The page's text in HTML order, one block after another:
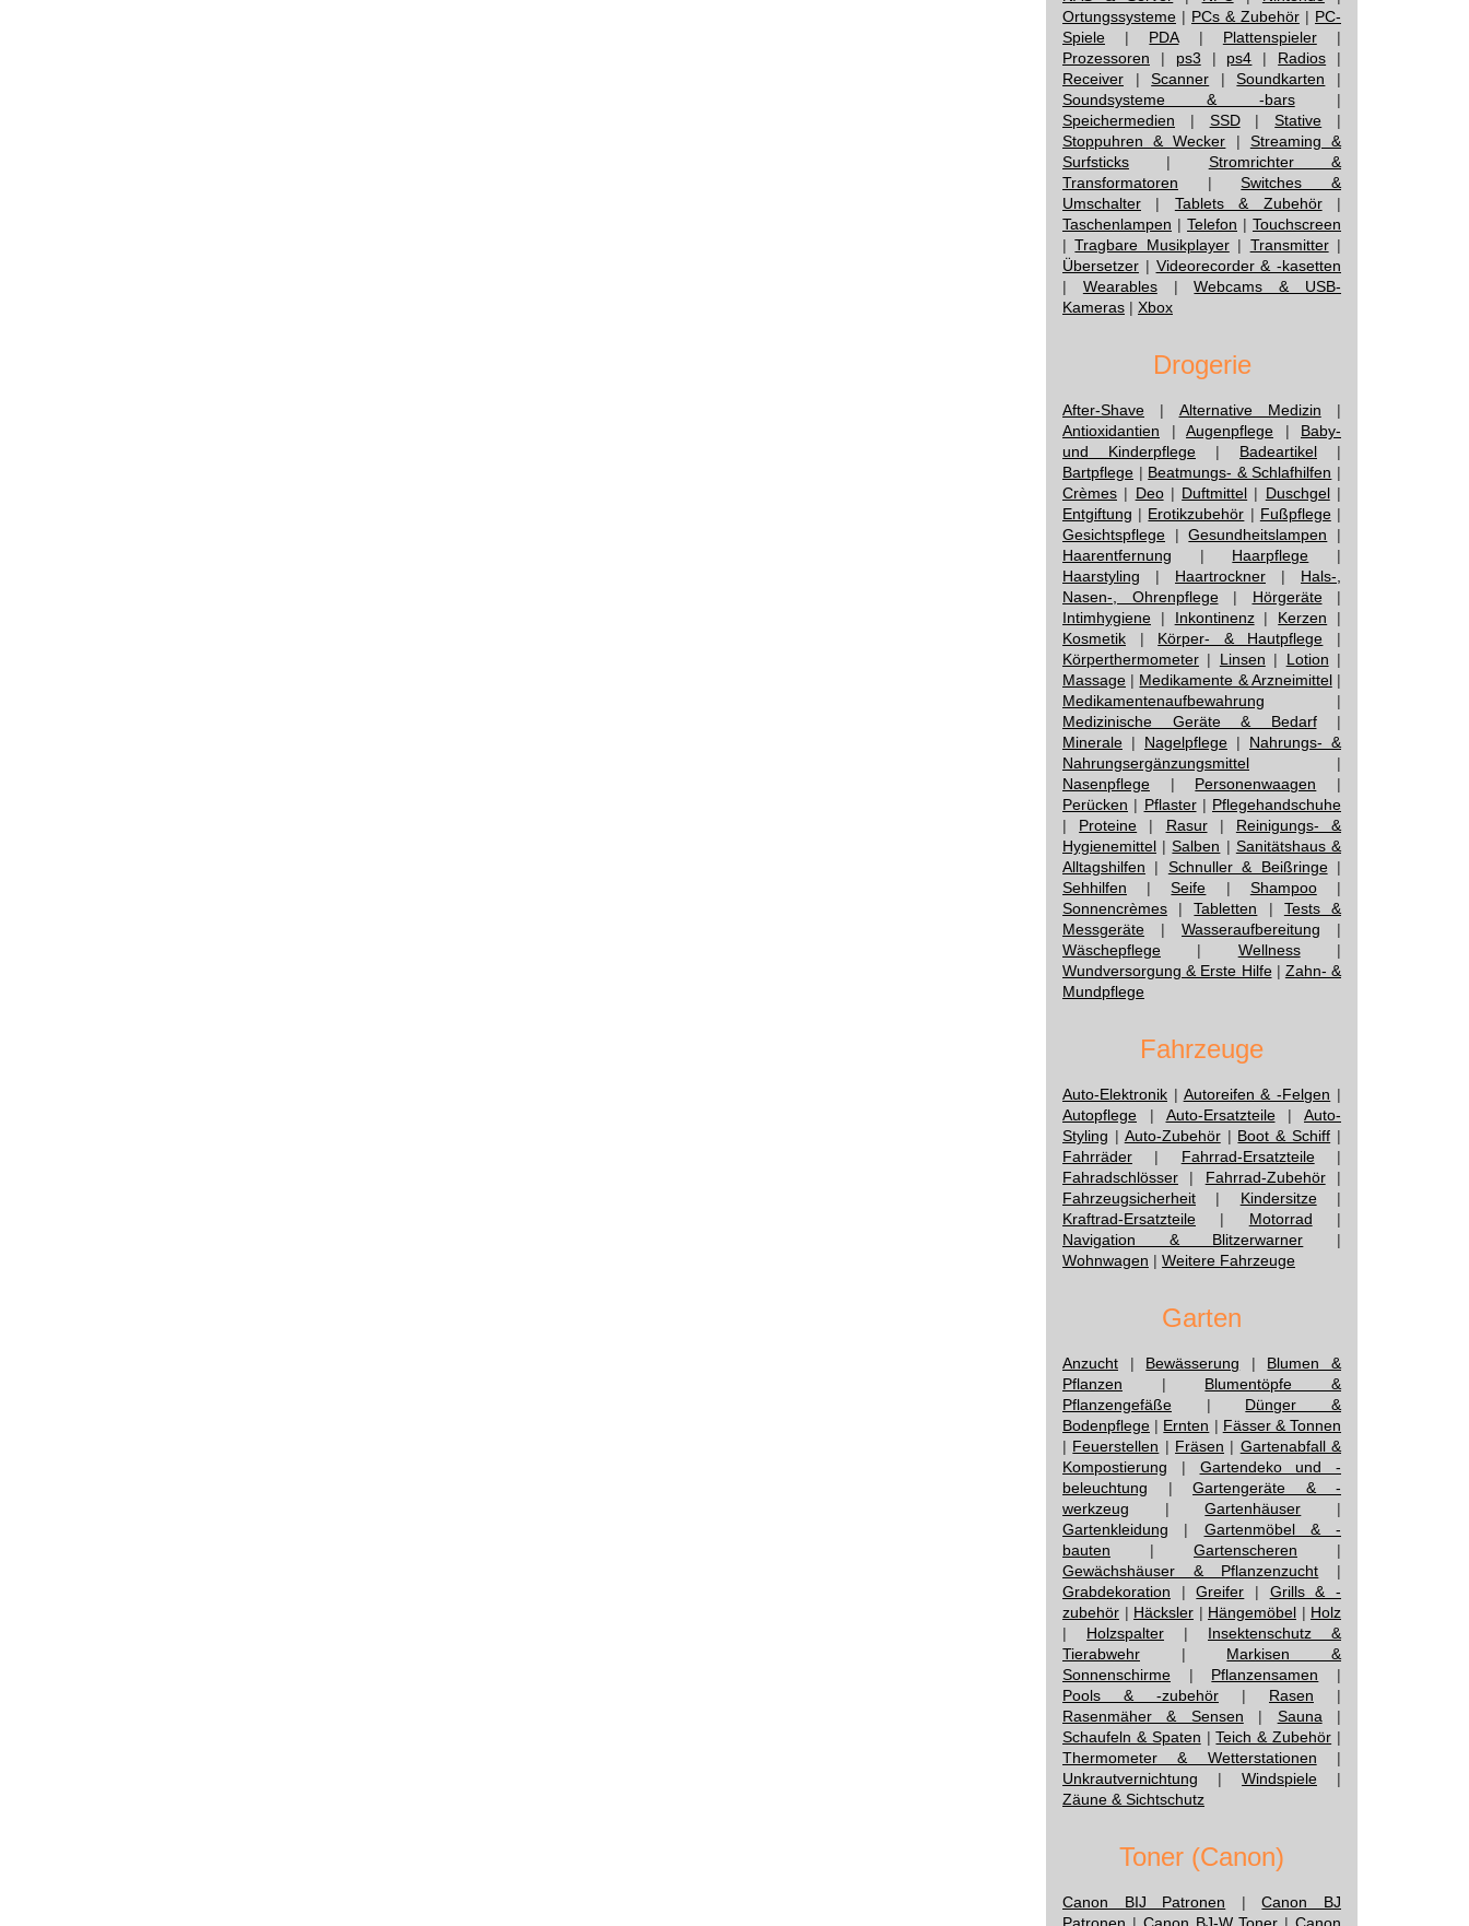
Ortungssysteme | PCs & Zubehör | PC-
Spiele | PDA| Plattenspieler|
Prozessoren | ps3 | ps4 | Radios |
Receiver |Scanner |Soundkarten |
Soundsysteme & -bars|
Speichermedien | SSD|Stative |
Stoppuhren & Wecker | Streaming &
Surfsticks | Stromrichter &
Transformatoren |Switches &
Umschalter | Tablets & Zubehör|
Taschenlampen | Telefon | Touchscreen
|Tragbare Musikplayer| Transmitter|
Übersetzer | Videorecorder & -kasetten
| Wearables|Webcams & USB-
Kameras | Xbox
Drogerie
After-Shave | Alternative Medizin |
Antioxidantien | Augenpflege | Baby-
und Kinderpflege | Badeartikel |
Bartpflege | Beatmungs- & Schlafhilfen |
Crèmes | Deo| Duftmittel | Duschgel|
Entgiftung | Erotikzubehör | Fußpflege|
Gesichtspflege |Gesundheitslampen |
Haarentfernung | Haarpflege |
Haarstyling | Haartrockner | Hals-,
Nasen-, Ohrenpflege| Hörgeräte|
Intimhygiene | Inkontinenz| Kerzen |
Kosmetik | Körper- & Hautpflege |
Körperthermometer | Linsen | Lotion |
Massage | Medikamente & Arzneimittel|
Medikamentenaufbewahrung |
Medizinische Geräte & Bedarf|
Minerale | Nagelpflege | Nahrungs- &
Nahrungsergänzungsmittel |
Nasenpflege | Personenwaagen |
Perücken | Pflaster| Pflegehandschuhe
| Proteine | Rasur| Reinigungs- &
Hygienemittel |Salben | Sanitätshaus &
Alltagshilfen | Schnuller & Beißringe|
Sehhilfen |Seife | Shampoo|
Sonnencrèmes |Tabletten | Tests &
Messgeräte | Wasseraufbereitung |
Wäschepflege | Wellness|
Wundversorgung & Erste Hilfe| Zahn- &
Mundpflege
Fahrzeuge
Auto-Elektronik | Autoreifen & -Felgen |
Autopflege | Auto-Ersatzteile| Auto-
Styling | Auto-Zubehör| Boot & Schiff |
Fahrräder | Fahrrad-Ersatzteile|
Fahradschlösser | Fahrrad-Zubehör|
Fahrzeugsicherheit | Kindersitze|
Kraftrad-Ersatzteile | Motorrad |
Navigation & Blitzerwarner |
Wohnwagen | Weitere Fahrzeuge
Garten
Anzucht | Bewässerung | Blumen &
Pflanzen | Blumentöpfe &
Pflanzengefäße | Dünger &
Bodenpflege | Ernten | Fässer & Tonnen
| Feuerstellen | Fräsen | Gartenabfall &
Kompostierung | Gartendeko und -
beleuchtung | Gartengeräte & -
werkzeug |Gartenhäuser |
Gartenkleidung | Gartenmöbel & -
bauten | Gartenscheren |
Gewächshäuser & Pflanzenzucht |
Grabdekoration |Greifer | Grills & -
zubehör | Häcksler | Hängemöbel | Holz
| Holzspalter | Insektenschutz &
Tierabwehr | Markisen &
Sonnenschirme | Pflanzensamen |
Pools & -zubehör | Rasen |
Rasenmäher & Sensen | Sauna |
Schaufeln & Spaten |Teich & Zubehör |
Thermometer & Wetterstationen |
Unkrautvernichtung | Windspiele |
Zäune & Sichtschutz
Toner (Canon)
Canon BIJ Patronen |Canon BJ